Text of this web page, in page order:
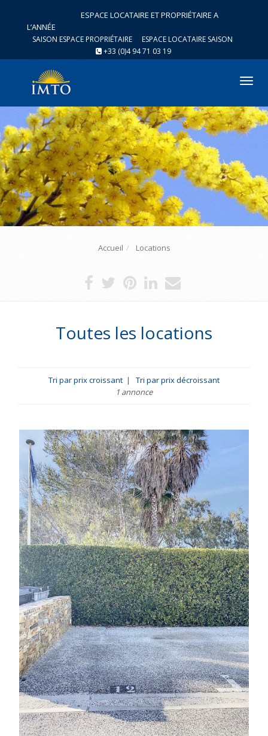
ESPACE LOCATAIRE ET PROPRIÉTAIRE A
L’ANNÉE
SAISON ESPACE PROPRIÉTAIRE
ESPACE LOCATAIRE SAISON
+33 (0)4 94 71 03 19
Accueil Locations
Toutes les locations
Tri par prix croissant |
Tri par prix décroissant
1 annonce